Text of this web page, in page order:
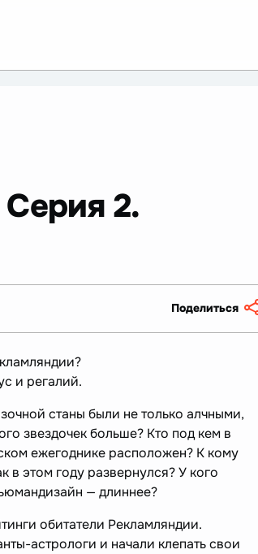
2.
Поделиться
и регалий.
станы были не только алчными,
звездочек больше? Кто под кем в
ежегоднике расположен? К кому
в этом году развернулся? У кого
— длиннее?
обитатели Рекламляндии.
астрологи и начали клепать свои